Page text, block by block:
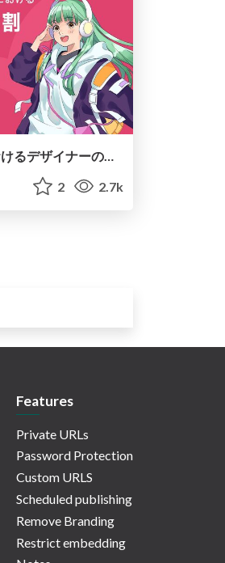
2 2.7k
Features
Private URLs
Password Protection
Custom URLS
Scheduled publishing
Remove Branding
Restrict embedding